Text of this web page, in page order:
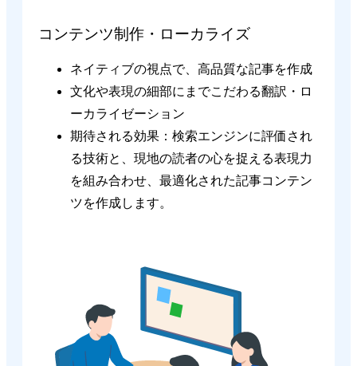
コンテンツ制作・ローカライズ
ネイティブの視点で、高品質な記事を作成
文化や表現の細部にまでこだわる翻訳・ロ
ーカライゼーション
期待される効果：検索エンジンに評価され
る技術と、現地の読者の心を捉える表現力
を組み合わせ、最適化された記事コンテン
ツを作成します。